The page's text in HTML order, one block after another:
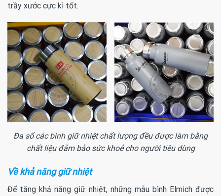
trầy xước cực kì tốt.
Đa số các bình giữ nhiệt chất lượng đều được làm bằng
chất liệu đảm bảo sức khoẻ cho người tiêu dùng
Về khả năng giữ nhiệt
Để tăng khả năng giữ nhiệt, những mẫu bình Elmich được